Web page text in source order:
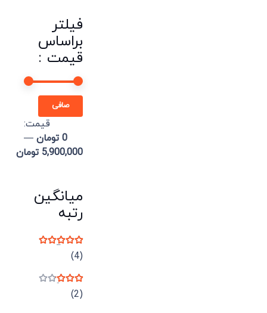
فیلتر
براساس
قیمت :
صافی
قيمت:
0 تومان
—
5,900,000 تومان
میانگین
رتبه
نمره(4)
نمره(2)